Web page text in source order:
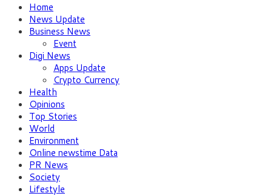
Home
News Update
Business News
Event
Digi News
Apps Update
Crypto Currency
Health
Opinions
Top Stories
World
Environment
Online newstime Data
PR News
Society
Lifestyle